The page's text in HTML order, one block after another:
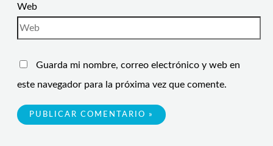
Web
Guarda mi nombre, correo electrónico y web en
este navegador para la próxima vez que comente.